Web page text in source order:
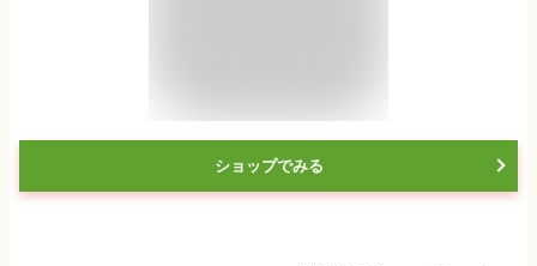
ショップでみる